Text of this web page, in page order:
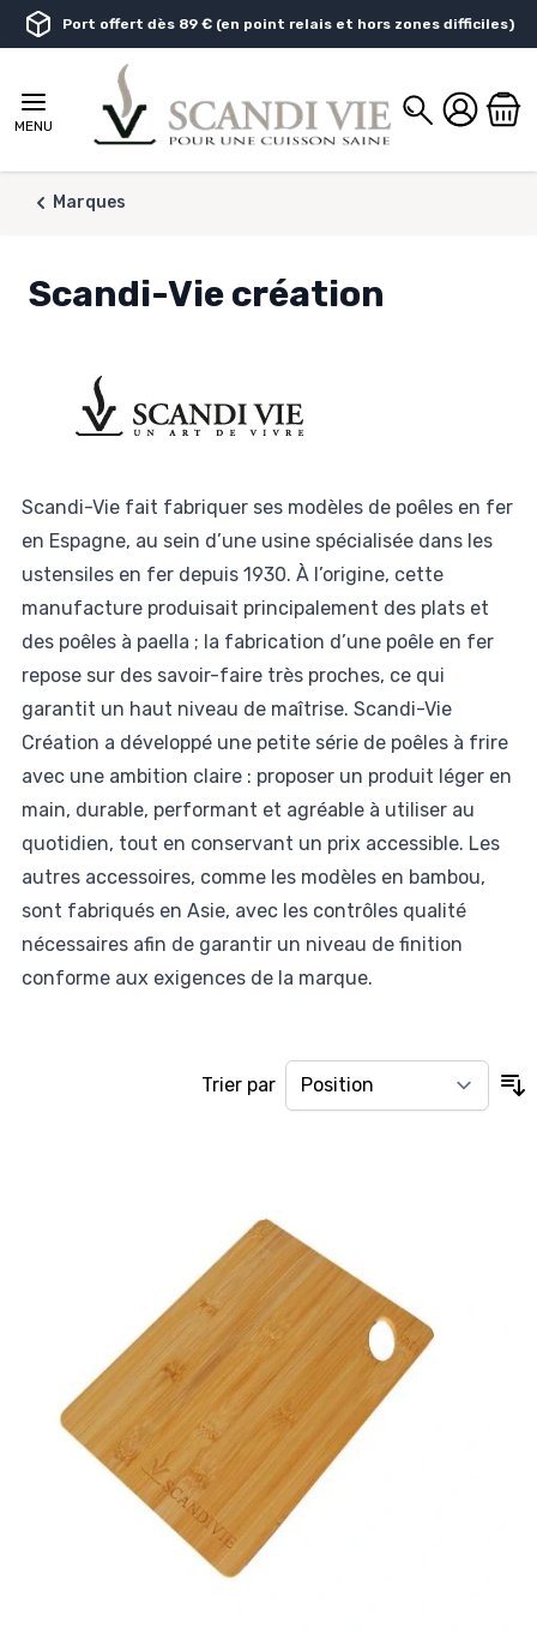
Aller au contenu
Port offert dès 89 € (en point relais et hors zones difficiles)
MENU
Chercher
Marques
Scandi-Vie création
Scandi-Vie fait fabriquer ses modèles de poêles en fer
en Espagne, au sein d’une usine spécialisée dans les
ustensiles en fer depuis 1930. À l’origine, cette
manufacture produisait principalement des plats et
des poêles à paella ; la fabrication d’une poêle en fer
repose sur des savoir-faire très proches, ce qui
garantit un haut niveau de maîtrise. Scandi-Vie
Création a développé une petite série de poêles à frire
avec une ambition claire : proposer un produit léger en
main, durable, performant et agréable à utiliser au
quotidien, tout en conservant un prix accessible. Les
autres accessoires, comme les modèles en bambou,
sont fabriqués en Asie, avec les contrôles qualité
nécessaires afin de garantir un niveau de finition
conforme aux exigences de la marque.
Trier par